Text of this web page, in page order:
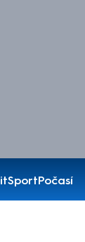
SportPočasí